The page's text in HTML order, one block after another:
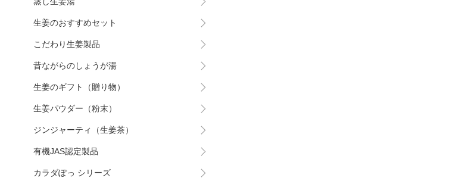
生姜のおすすめセット
こだわり生姜製品
昔ながらのしょうが湯
生姜のギフト（贈り物）
生姜パウダー（粉末）
ジンジャーティ（生姜茶）
有機JAS認定製品
カラダぽっ シリーズ